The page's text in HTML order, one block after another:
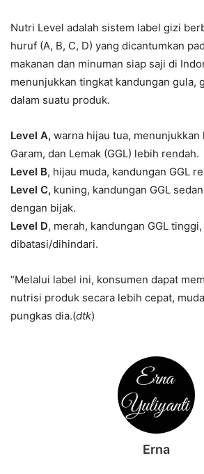
Nutri Level adalah sistem label gizi
huruf (A, B, C, D) yang dicantumkan
makanan dan minuman siap saji di
menunjukkan tingkat kandungan gula,
dalam suatu produk.
Level A, warna hijau tua, menunjukkan
Garam, dan Lemak (GGL) lebih rendah.
Level B, hijau muda, kandungan GGL
Level C, kuning, kandungan GGL
dengan bijak.
Level D, merah, kandungan GGL
dibatasi/dihindari.
“Melalui label ini, konsumen dapat
nutrisi produk secara lebih cepat,
pungkas dia.(dtk)
Erna